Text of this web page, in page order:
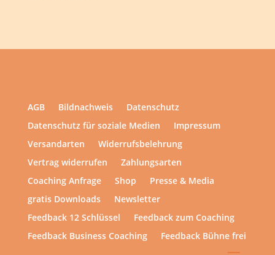
AGB Bildnachweis
Datenschutz
Datenschutz für soziale Medien
Impressum
Versandarten
Widerrufsbelehrung
Vertrag widerrufen
Zahlungsarten
Coaching Anfrage
Shop
Presse & Media
gratis Downloads
Newsletter
Feedback 12 Schlüssel
Feedback zum Coaching
Feedback Business Coaching
Feedback Bühne frei